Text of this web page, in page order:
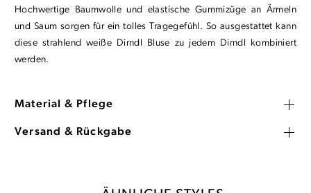
Hochwertige Baumwolle und elastische Gummizüge an Ärmeln
und Saum sorgen für ein tolles Tragegefühl. So ausgestattet kann
diese strahlend weiße Dirndl Bluse zu jedem Dirndl kombiniert
werden.
Material & Pflege
Versand & Rückgabe